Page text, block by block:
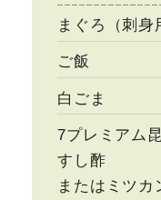
まぐろ（刺身
ご飯
白ごま
7プレミアム
すし酢
またはミツカ